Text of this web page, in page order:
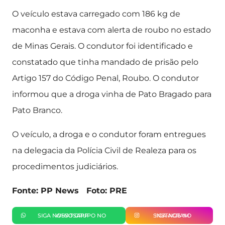
O veículo estava carregado com 186 kg de
maconha e estava com alerta de roubo no estado
de Minas Gerais. O condutor foi identificado e
constatado que tinha mandado de prisão pelo
Artigo 157 do Código Penal, Roubo. O condutor
informou que a droga vinha de Pato Bragado para
Pato Branco.
O veículo, a droga e o condutor foram entregues
na delegacia da Polícia Civil de Realeza para os
procedimentos judiciários.
Fonte: PP News Foto: PRE
SIGA NOSSO GRUPO NO WHATSAPP SIGA-NOS NO INSTAGRAM